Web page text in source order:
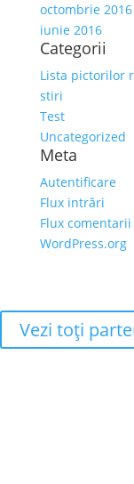
octombrie 2016
iunie 2016
Categorii
Lista pictorilor
stiri
Test
Uncategorized
Meta
Autentificare
Flux intrări
Flux comentarii
WordPress.org
Vezi toţi